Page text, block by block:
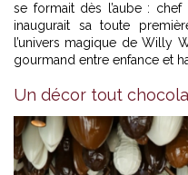
se formait dès l’aube : chef
inaugurait sa toute
l’univers magique de Willy
gourmand entre enfance et
Un décor tout